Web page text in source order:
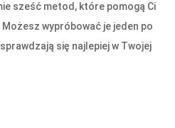
sześć metod, które pomogą Ci
wypróbować je jeden po
się najlepiej w Twojej